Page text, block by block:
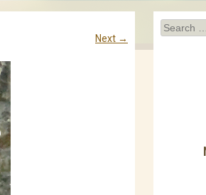
Next →
Search
for: